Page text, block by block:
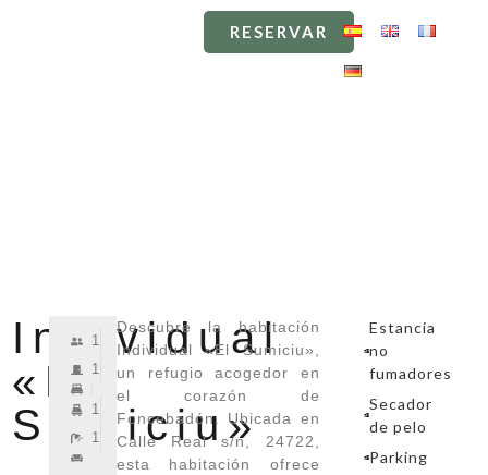
RESERVAR
RESERVAR
Individual
«El
Sumiciu»
1
1
1
1
Descubre la habitación
Individual «El Sumiciu»,
un refugio acogedor en
el corazón de
Foncebadón. Ubicada en
Calle Real s/n, 24722,
esta habitación ofrece
Estancia
no
fumadores
Secador
de pelo
Parking